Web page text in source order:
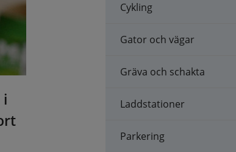
i
Cykling
Gator och vägar
Gräva och schakta
Laddstationer
Parkering